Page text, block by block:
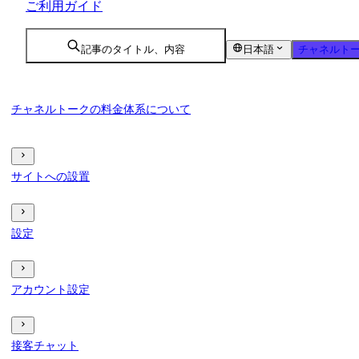
ご利用ガイド
記事のタイトル、内容 日本語 チャネルト
チャネルトークの料金体系について
サイトへの設置
設定
アカウント設定
接客チャット